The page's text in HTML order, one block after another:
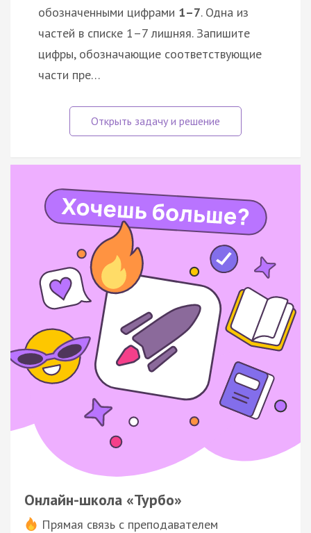
обозначенными цифрами 1–7. Одна из
частей в списке 1–7 лишняя. Запишите
цифры, обозначающие соответствующие
части пре…
Онлайн-школа «Турбо»
Прямая связь с преподавателем